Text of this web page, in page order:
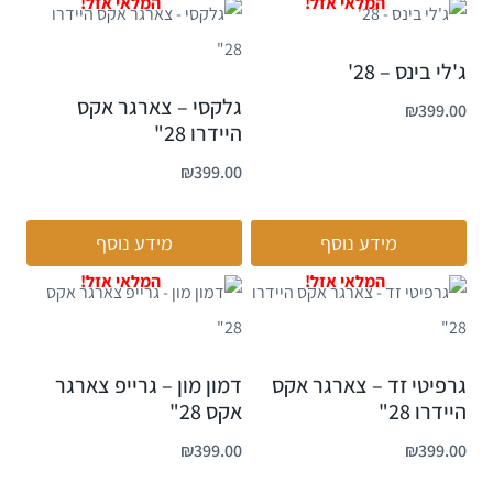
ג'לי בינס – 28'
₪399.00
מידע נוסף
גלקסי – צארגר אקס
היידרו 28"
₪399.00
מידע נוסף
גרפיטי זד – צארגר אקס
היידרו 28"
₪399.00
דמון מון – גרייפ צארגר
אקס 28"
₪399.00